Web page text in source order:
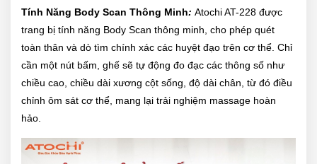
Tính Năng Body Scan Thông Minh: Atochi AT-228 được
trang bị tính năng Body Scan thông minh, cho phép quét
toàn thân và dò tìm chính xác các huyệt đạo trên cơ thể. Chỉ
cần một nút bấm, ghế sẽ tự động đo đạc các thông số như
chiều cao, chiều dài xương cột sống, độ dài chân, từ đó điều
chỉnh ôm sát cơ thể, mang lại trải nghiệm massage hoàn
hảo.